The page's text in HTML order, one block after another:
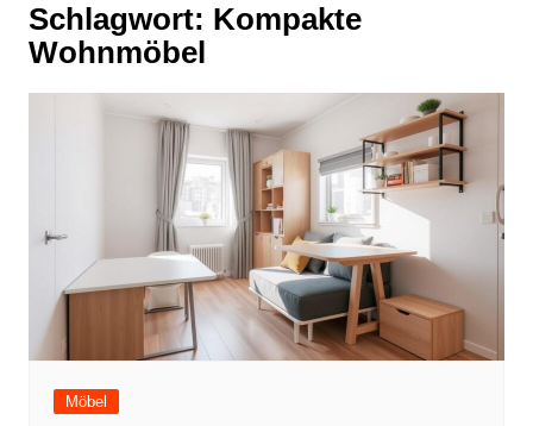
Schlagwort: Kompakte
Wohnmöbel
Möbel